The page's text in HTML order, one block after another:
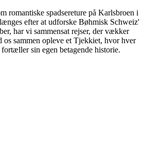
romantiske spadsereture på Karlsbroen i
efter at udforske Bøhmisk Schweiz'
har vi sammensat rejser, der vækker
os sammen opleve et Tjekkiet, hvor hver
sin egen betagende historie.